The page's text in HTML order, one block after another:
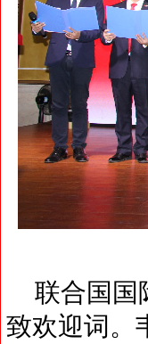
联合国国
致欢迎词。